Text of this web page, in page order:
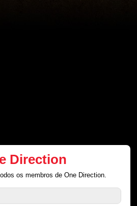
Direction
os membros de One Direction.